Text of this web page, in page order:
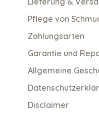
Pflege von
Zahlungsarten
Garantie und
Allgemeine
Disclaimer